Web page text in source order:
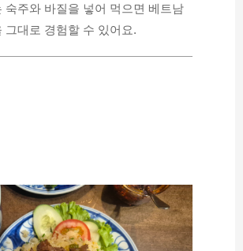
숙주와 바질을 넣어 먹으면 베트남
그대로 경험할 수 있어요.